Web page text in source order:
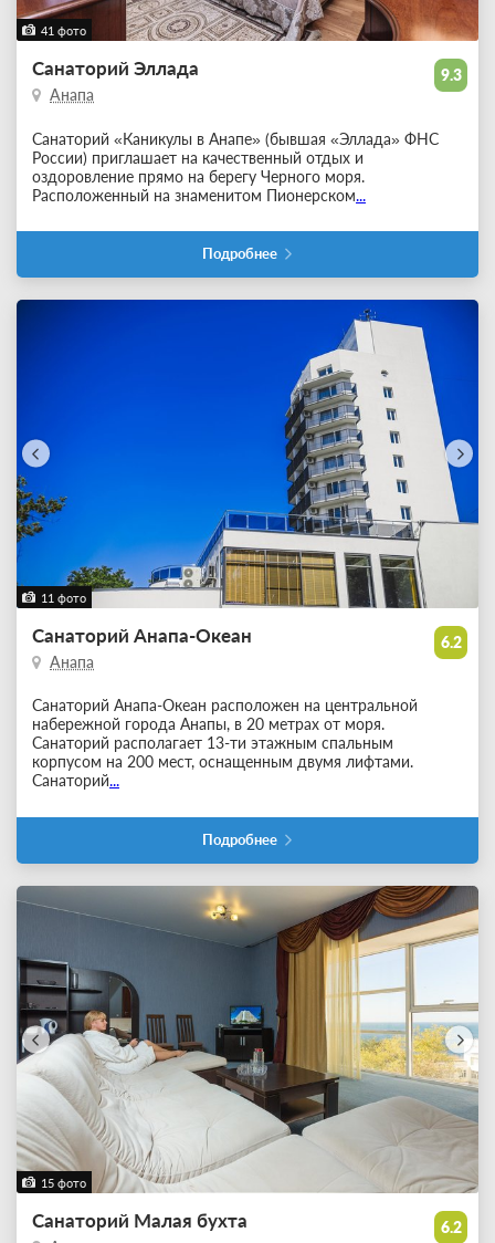
41 фото
9.3
Санаторий Эллада
Анапа
Санаторий «Каникулы в Анапе» (бывшая «Эллада» ФНС
России) приглашает на качественный отдых и
оздоровление прямо на берегу Черного моря.
Расположенный на знаменитом Пионерском...
Подробнее
11 фото
6.2
Санаторий Анапа-Океан
Анапа
Санаторий Анапа-Океан расположен на центральной
набережной города Анапы, в 20 метрах от моря.
Санаторий располагает 13-ти этажным спальным
корпусом на 200 мест, оснащенным двумя лифтами.
Санаторий...
Подробнее
15 фото
6.2
Санаторий Малая бухта